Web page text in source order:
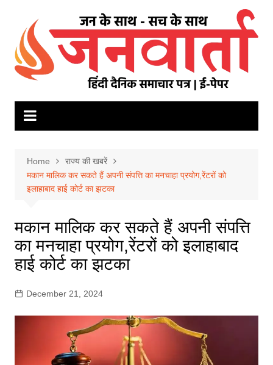
content
Home
राज्य की खबरें
मकान मालिक कर सकते हैं अपनी संपत्ति का मनचाहा प्रयोग,रेंटरों को
इलाहाबाद हाई कोर्ट का झटका
मकान मालिक कर सकते हैं अपनी संपत्ति
का मनचाहा प्रयोग,रेंटरों को इलाहाबाद
हाई कोर्ट का झटका
December 21, 2024